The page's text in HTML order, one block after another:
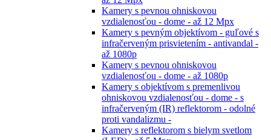
Kamery s pevnou ohniskovou
vzdialenosťou - dome - až 12 Mpx
Kamery s pevným objektívom - guľové s
infračerveným prisvietením - antivandal -
až 1080p
Kamery s pevnou ohniskovou
vzdialenosťou - dome - až 1080p
Kamery s objektívom s premenlivou
ohniskovou vzdialenosťou - dome - s
infračerveným (IR) reflektorom - odolné
proti vandalizmu -
Kamery s reflektorom s bielym svetlom